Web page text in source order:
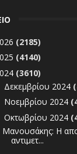
(2185)
(4140)
(3610)
Δεκεμβρίου 2024
Νοεμβρίου 2024
Οκτωβρίου 2024
Μανουσάκης: Η
αντιμετ...